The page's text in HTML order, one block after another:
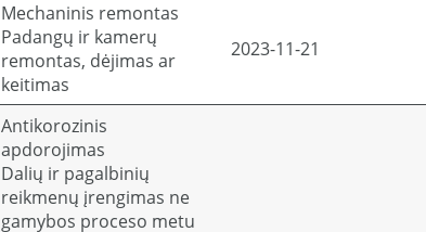
Mechaninis remontas
Padangų ir kamerų
remontas, dėjimas ar
keitimas
2023-11-21
Antikorozinis
apdorojimas
Dalių ir pagalbinių
reikmenų įrengimas ne
gamybos proceso metu